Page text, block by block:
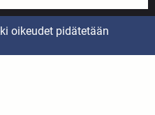
oikeudet pidätetään